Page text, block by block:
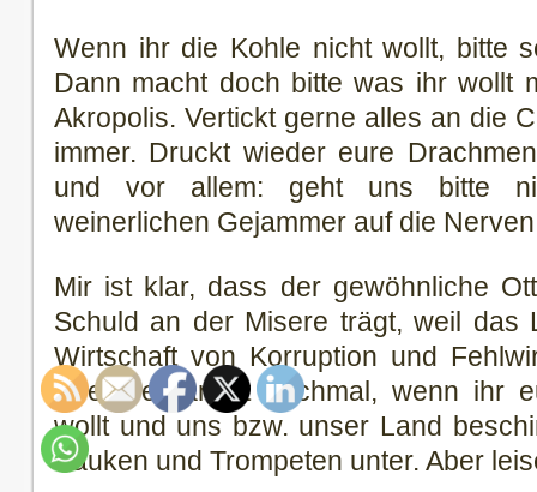
Wenn ihr die Kohle nicht wollt, bitte
Dann macht doch bitte was ihr wollt
Akropolis. Vertickt gerne alles an die
immer. Druckt wieder eure
und vor allem: geht uns bitte
weinerlichen Gejammer auf die
Mir ist klar, dass der gewöhnliche
Schuld an der Misere trägt, weil das
Wirtschaft von Korruption und
Aber verdammt nochmal, wenn ihr
wollt und uns bzw. unser Land
Pauken und Trompeten unter. Aber